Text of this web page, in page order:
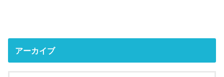
アーカイブ